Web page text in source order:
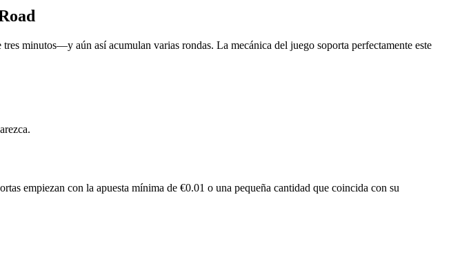
minutos—y aún así acumulan varias rondas. La mecánica del juego soporta perfectamente este
empiezan con la apuesta mínima de €0.01 o una pequeña cantidad que coincida con su